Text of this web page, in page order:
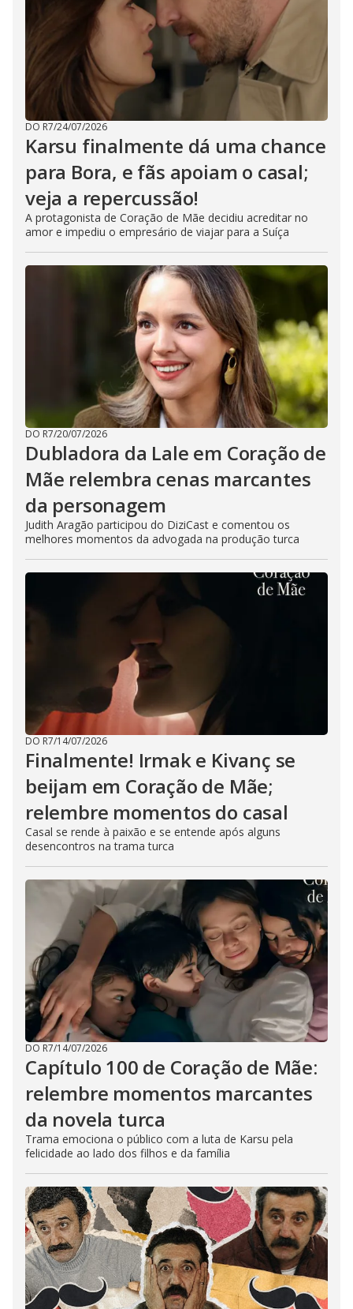
DO R7/24/07/2026
Karsu finalmente dá uma chance
para Bora, e fãs apoiam o casal;
veja a repercussão!
A protagonista de Coração de Mãe decidiu acreditar no
amor e impediu o empresário de viajar para a Suíça
DO R7/20/07/2026
Dubladora da Lale em Coração de
Mãe relembra cenas marcantes
da personagem
Judith Aragão participou do DiziCast e comentou os
melhores momentos da advogada na produção turca
DO R7/14/07/2026
Finalmente! Irmak e Kivanç se
beijam em Coração de Mãe;
relembre momentos do casal
Casal se rende à paixão e se entende após alguns
desencontros na trama turca
DO R7/14/07/2026
Capítulo 100 de Coração de Mãe:
relembre momentos marcantes
da novela turca
Trama emociona o público com a luta de Karsu pela
felicidade ao lado dos filhos e da família